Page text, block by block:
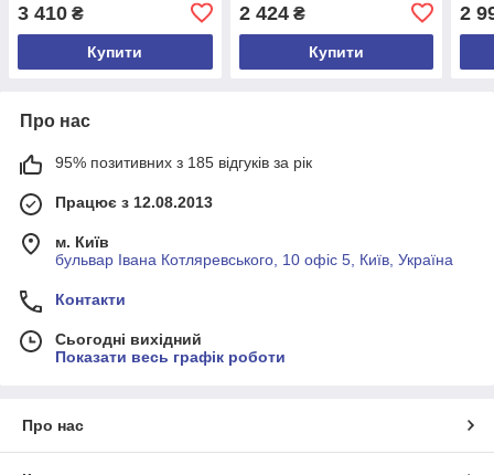
3 410 ₴
Купити
2 424₴
Купити
2
Про нас
95% позитивних з 185 відгуків за рік
Працює з 12.08.2013
м. Київ
бульвар Івана Котляревського, 10 офіс 5, Київ, Україна
Контакти
Сьогодні вихідний
Показати весь графік роботи
Про нас